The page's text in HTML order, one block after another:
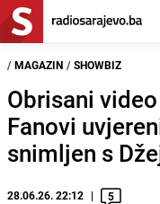
/ MAGAZIN / SHOWBIZ
Obrisani
Fanovi
snimljen s
28.06.26. 22:12 5